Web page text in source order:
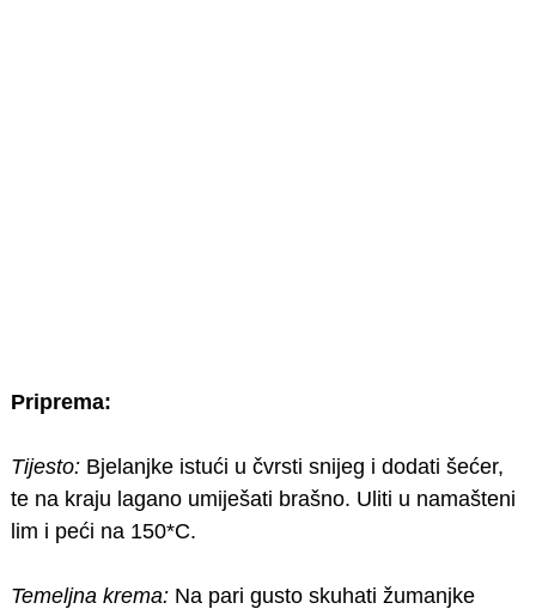
Priprema:
Tijesto:Bjelanjke istući u čvrsti snijeg i dodati šećer,
te na kraju lagano umiješati brašno. Uliti u namašteni
lim i peći na 150*C.
Temeljna krema:Na pari gusto skuhati žumanjke